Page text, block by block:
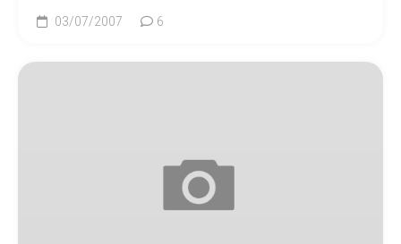
03/07/2007 6